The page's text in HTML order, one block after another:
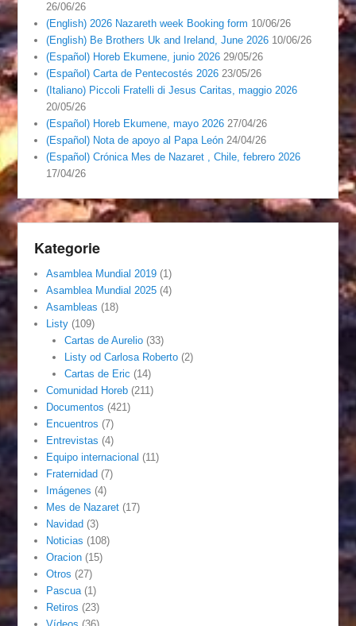
26/06/26
(English) 2026 Nazareth week Booking form 10/06/26
(English) Be Brothers Uk and Ireland, June 2026 10/06/26
(Español) Horeb Ekumene, junio 2026 29/05/26
(Español) Carta de Pentecostés 2026 23/05/26
(Italiano) Piccoli Fratelli di Jesus Caritas, maggio 2026
20/05/26
(Español) Horeb Ekumene, mayo 2026 27/04/26
(Español) Nota de apoyo al Papa León 24/04/26
(Español) Crónica Mes de Nazaret , Chile, febrero 2026
17/04/26
Kategorie
Asamblea Mundial 2019 (1)
Asamblea Mundial 2025 (4)
Asambleas (18)
Listy (109)
Cartas de Aurelio(33)
Listy od Carlosa Roberto(2)
Cartas de Eric (14)
Comunidad Horeb (211)
Documentos (421)
Encuentros (7)
Entrevistas (4)
Equipo internacional (11)
Fraternidad (7)
Imágenes (4)
Mes de Nazaret (17)
Navidad (3)
Noticias (108)
Oracion (15)
Otros (27)
Pascua (1)
Retiros (23)